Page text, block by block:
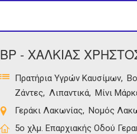
ΒΡ - ΧΑΛΚΙΑΣ
Πρατήρια Υγρών Καυσίμων
Ζάντες
Λιπαντικά Μίνι
Γεράκι Λακωνίας
Νομός
5ο χλμ. Επαρχιακής Οδού